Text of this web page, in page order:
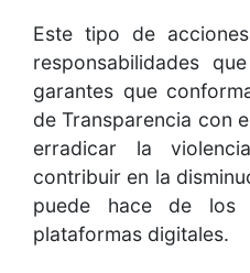
Este tipo de
responsabilidades
garantes que
de Transparencia con
erradicar la
contribuir en la
puede hace de los
plataformas digitales.